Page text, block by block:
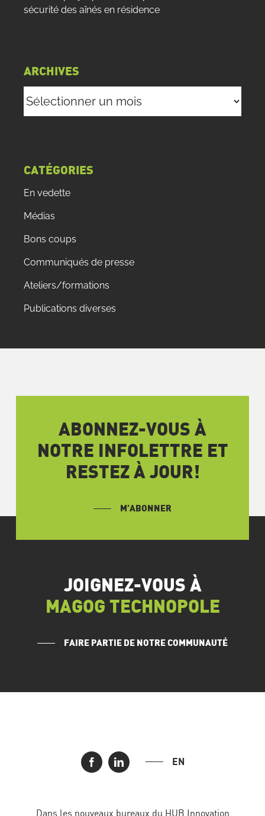
sécurité des aînés en résidence
ARCHIVES
CATÉGORIES
En vedette
Médias
Bons coups
Communiqués de presse
Ateliers/formations
Publications diverses
ABONNEZ-VOUS À
NOTRE INFOLETTRE ET
RESTEZ À JOUR!
M’ABONNER
JOIGNEZ-VOUS À
MAGOG TECHNOPOLE
FAIRE PARTIE DE NOTRE COMMUNAUTÉ
EN
Dans les nouveaux bureaux du HUB Innovation